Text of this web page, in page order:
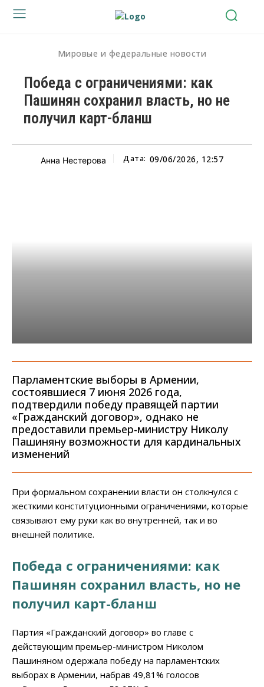
Мировые и федеральные новости
Победа с ограничениями: как
Пашинян сохранил власть, но не
получил карт-бланш
Анна Нестерова Дата: 09/06/2026, 12:57
Парламентские выборы в Армении,
состоявшиеся 7 июня 2026 года,
подтвердили победу правящей партии
«Гражданский договор», однако не
предоставили премьер-министру Николу
Пашиняну возможности для кардинальных
изменений
При формальном сохранении власти он столкнулся с
жесткими конституционными ограничениями, которые
связывают ему руки как во внутренней, так и во
внешней политике.
Победа с ограничениями: как
Пашинян сохранил власть, но не
получил карт-бланш
Партия «Гражданский договор» во главе с
действующим премьер-министром Николом
Пашиняном одержала победу на парламентских
выборах в Армении, набрав 49,81% голосов